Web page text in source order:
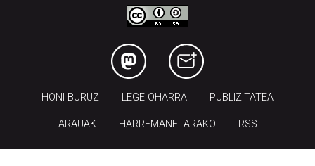
HONI BURUZ LEGE OHARRA PUBLIZITATEA
ARAUAK HARREMANETARAKO RSS